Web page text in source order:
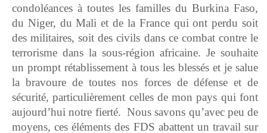
condoléances à toutes les familles du Burkina Faso,
du Niger, du Mali et de la France qui ont perdu soit
des militaires, soit des civils dans ce combat contre le
terrorisme dans la sous-région africaine. Je souhaite
un prompt rétablissement à tous les blessés et je salue
la bravoure de toutes nos forces de défense et de
sécurité, particulièrement celles de mon pays qui font
aujourd’hui notre fierté. Nous savons qu’avec peu de
moyens, ces éléments des FDS abattent un travail sur